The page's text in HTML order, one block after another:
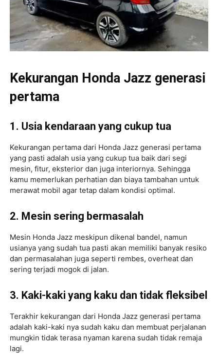
Kekurangan Honda Jazz generasi
pertama
1. Usia kendaraan yang cukup tua
Kekurangan pertama dari Honda Jazz generasi pertama
yang pasti adalah usia yang cukup tua baik dari segi
mesin, fitur, eksterior dan juga interiornya. Sehingga
kamu memerlukan perhatian dan biaya tambahan untuk
merawat mobil agar tetap dalam kondisi optimal.
2. Mesin sering bermasalah
Mesin Honda Jazz meskipun dikenal bandel, namun
usianya yang sudah tua pasti akan memiliki banyak resiko
dan permasalahan juga seperti rembes, overheat dan
sering terjadi mogok di jalan.
3. Kaki-kaki yang kaku dan tidak fleksibel
Terakhir kekurangan dari Honda Jazz generasi pertama
adalah kaki-kaki nya sudah kaku dan membuat perjalanan
mungkin tidak terasa nyaman karena sudah tidak remaja
lagi.